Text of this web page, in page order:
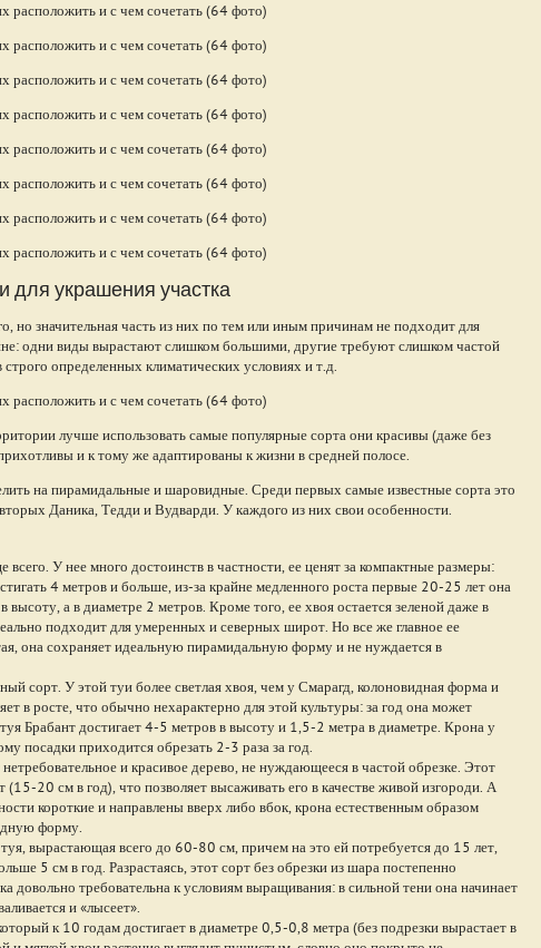
для украшения участка
но значительная часть из них по тем или иным причинам не подходит для
одни виды вырастают слишком большими, другие требуют слишком частой
строго определенных климатических условиях и т.д.
лучше использовать самые популярные сорта они красивы (даже без
и к тому же адаптированы к жизни в средней полосе.
на пирамидальные и шаровидные. Среди первых самые известные сорта это
Даника, Тедди и Вудварди. У каждого из них свои особенности.
У нее много достоинств в частности, ее ценят за компактные размеры:
4 метров и больше, из-за крайне медленного роста первые 20-25 лет она
а в диаметре 2 метров. Кроме того, ее хвоя остается зеленой даже в
подходит для умеренных и северных широт. Но все же главное ее
она сохраняет идеальную пирамидальную форму и не нуждается в
сорт. У этой туи более светлая хвоя, чем у Смарагд, колоновидная форма и
в росте, что обычно нехарактерно для этой культуры: за год она может
Брабант достигает 4-5 метров в высоту и 1,5-2 метра в диаметре. Крона у
посадки приходится обрезать 2-3 раза за год.
и красивое дерево, не нуждающееся в частой обрезке. Этот
(15-20 см в год), что позволяет высаживать его в качестве живой изгороди. А
короткие и направлены вверх либо вбок, крона естественным образом
форму.
вырастающая всего до 60-80 см, причем на это ей потребуется до 15 лет,
5 см в год. Разрастаясь, этот сорт без обрезки из шара постепенно
довольно требовательна к условиям выращивания: в сильной тени она начинает
и «лысеет».
к 10 годам достигает в диаметре 0,5-0,8 метра (без подрезки вырастает в